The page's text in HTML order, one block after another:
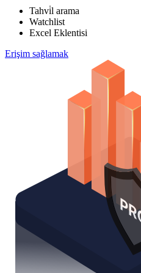
Tahvi̇l arama
Watchlist
Excel Eklentisi
Erişim sağlamak